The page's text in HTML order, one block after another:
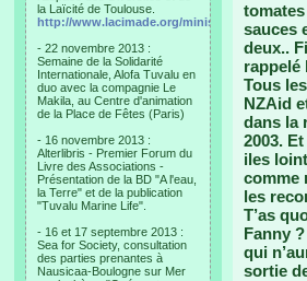
la Laïcité de Toulouse.
http://www.lacimade.org/minisites/
- 22 novembre 2013 :
Semaine de la Solidarité
Internationale, Alofa Tuvalu en
duo avec la compagnie Le
Makila, au Centre d'animation
de la Place de Fêtes (Paris)
- 16 novembre 2013 :
Alterlibris - Premier Forum du
Livre des Associations -
Présentation de la BD "A l'eau,
la Terre" et de la publication
"Tuvalu Marine Life".
- 16 et 17 septembre 2013 :
Sea for Society, consultation
des parties prenantes à
Nausicaa-Boulogne sur Mer
sauces
deux..
rappelé
Tous
NZAid
dans la
2003.
iles
comme
les
T’as
Fanny
qui
sortie